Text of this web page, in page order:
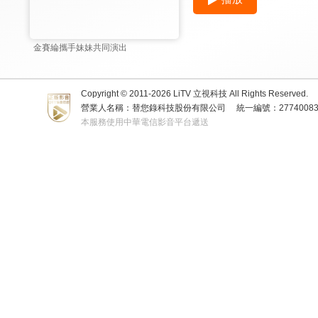
金賽綸攜手妹妹共同演出
Copyright © 2011-2026 LiTV 立視科技 All Rights Reserved.
營業人名稱：替您錄科技股份有限公司
統一編號：
本服務使用中華電信影音平台遞送